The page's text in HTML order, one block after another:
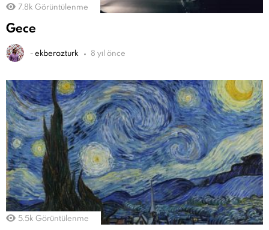
7.8k Görüntülenme
Gece
-ekberozturk 8 yıl önce
5.5k Görüntülenme